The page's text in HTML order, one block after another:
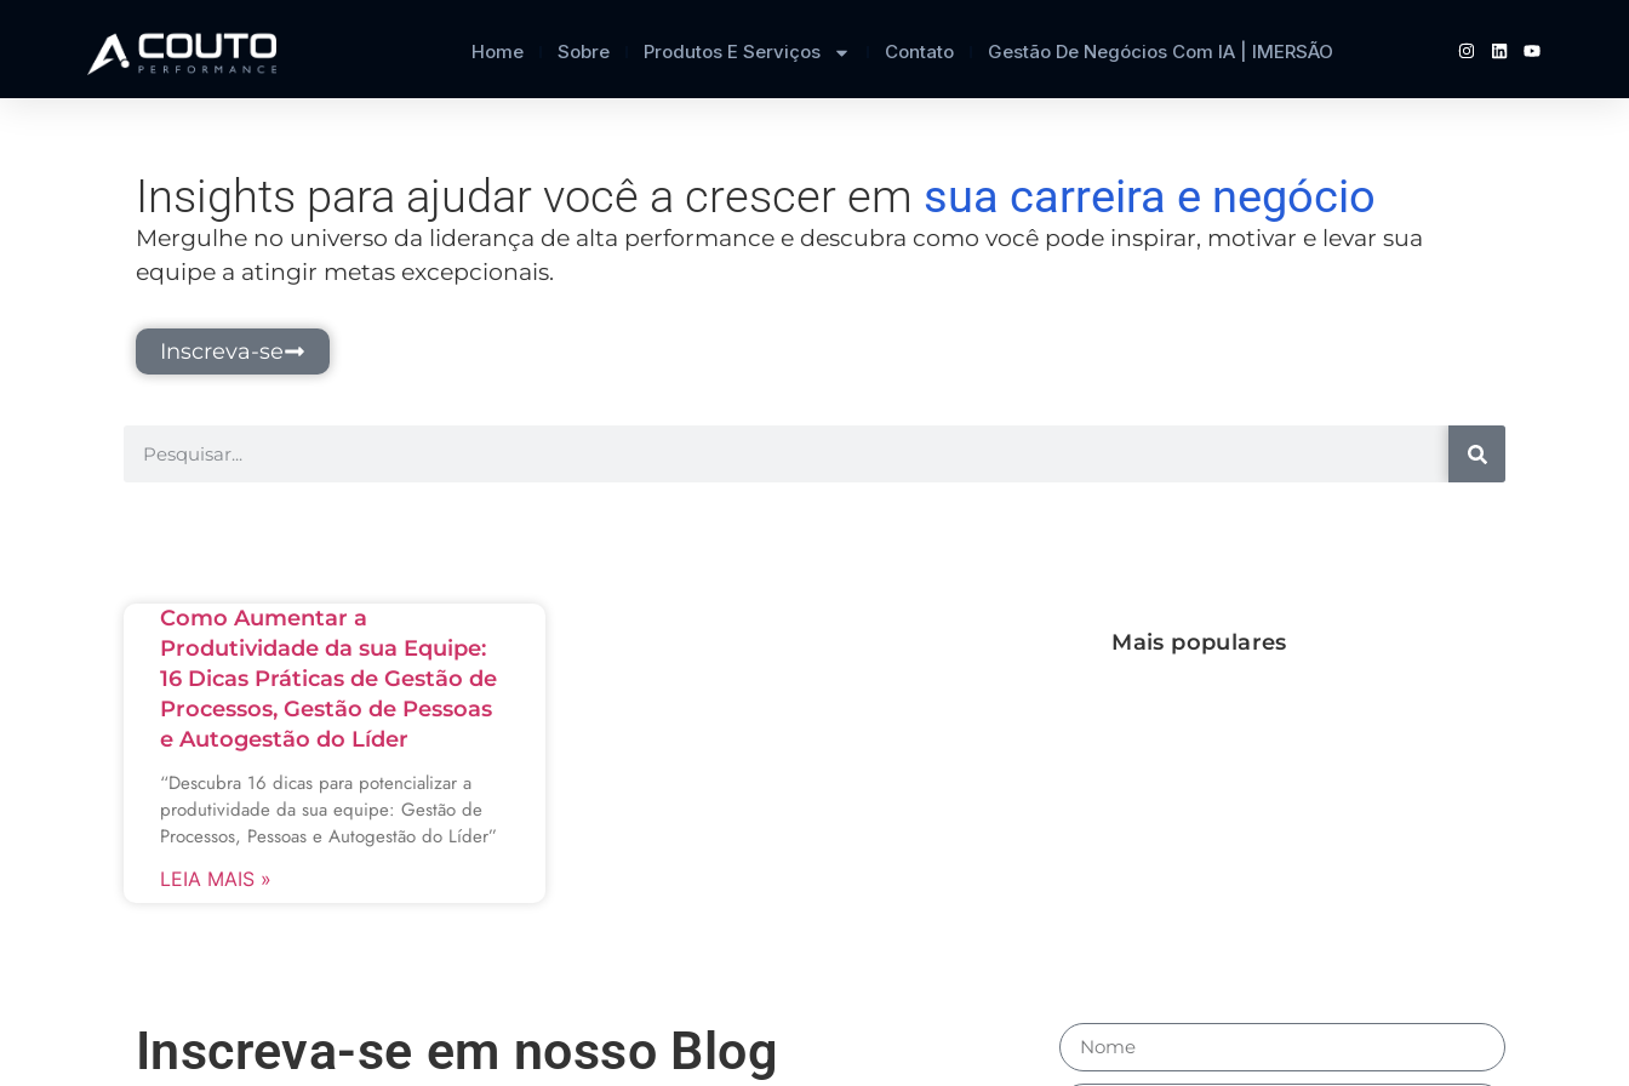
Home Sobre Produtos E Serviços Contato Gestão De Negócios Com IA | IMERSÃO
Insights para ajudar você a crescer em sua carreira e negócio
Mergulhe no universo da liderança de alta performance e descubra como você pode inspirar, motivar e levar sua
equipe a atingir metas excepcionais.
Inscreva-se
Como Aumentar a
Produtividade da sua Equipe:
16 Dicas Práticas de Gestão de
Processos, Gestão de Pessoas
e Autogestão do Líder
“Descubra 16 dicas para potencializar a
produtividade da sua equipe: Gestão de
Processos, Pessoas e Autogestão do Líder”
LEIA MAIS »
Mais populares
Inscreva-se em nosso Blog